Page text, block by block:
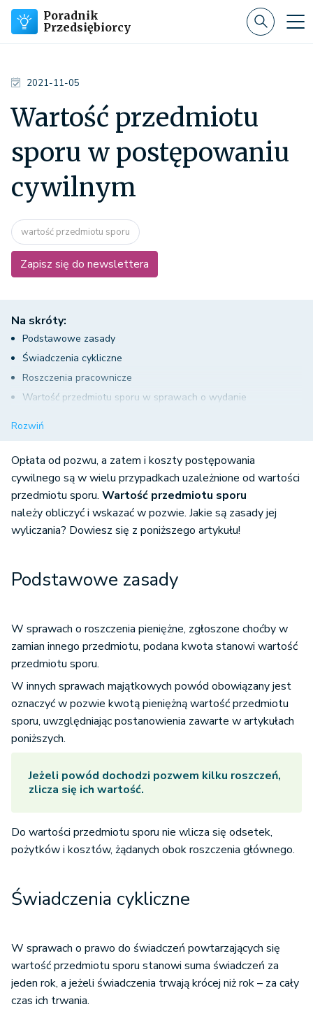
Poradnik
Przedsiębiorcy
2021-11-05
Wartość przedmiotu
sporu w postępowaniu
cywilnym
wartość przedmiotu sporu
Zapisz się do newslettera
Na skróty:
Podstawowe zasady
Świadczenia cykliczne
Roszczenia pracownicze
Wartość przedmiotu sporu w sprawach o wydanie
Uprawnienia sądu do sprawdzenia wartości przedmiotu sporu
Stanowisko orzecznictwa w spornych przypadkach
Rozwiń
Opłata od pozwu, a zatem i koszty postępowania
cywilnego są w wielu przypadkach uzależnione od wartości
przedmiotu sporu. Wartość przedmiotu sporu
należy obliczyć i wskazać w pozwie. Jakie są zasady jej
wyliczania? Dowiesz się z poniższego artykułu!
Podstawowe zasady
W sprawach o roszczenia pieniężne, zgłoszone choćby w
zamian innego przedmiotu, podana kwota stanowi wartość
przedmiotu sporu.
W innych sprawach majątkowych powód obowiązany jest
oznaczyć w pozwie kwotą pieniężną wartość przedmiotu
sporu, uwzględniając postanowienia zawarte w artykułach
poniższych.
Jeżeli powód dochodzi pozwem kilku roszczeń,
zlicza się ich wartość.
Do wartości przedmiotu sporu nie wlicza się odsetek,
pożytków i kosztów, żądanych obok roszczenia głównego.
Świadczenia cykliczne
W sprawach o prawo do świadczeń powtarzających się
wartość przedmiotu sporu stanowi suma świadczeń za
jeden rok, a jeżeli świadczenia trwają krócej niż rok – za cały
czas ich trwania.